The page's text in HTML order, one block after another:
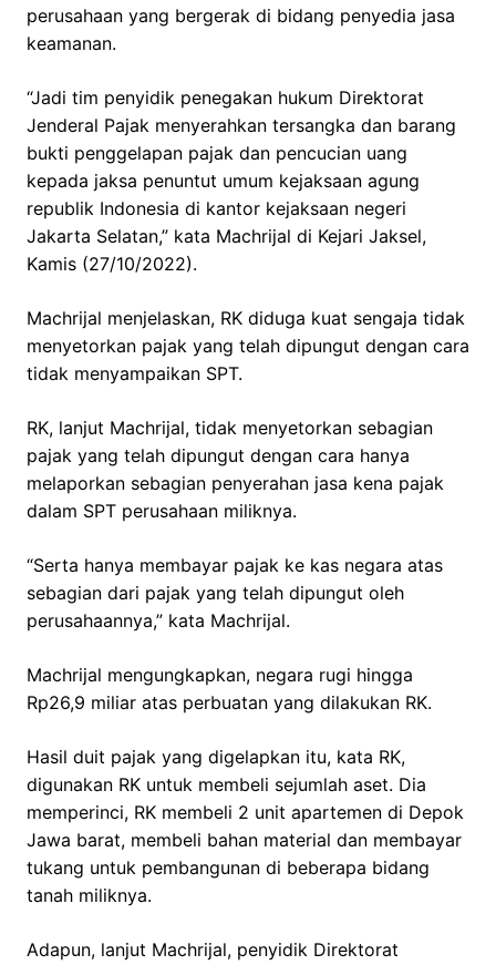
perusahaan yang bergerak di bidang penyedia jasa
keamanan.
“Jadi tim penyidik penegakan hukum Direktorat
Jenderal Pajak menyerahkan tersangka dan barang
bukti penggelapan pajak dan pencucian uang
kepada jaksa penuntut umum kejaksaan agung
republik Indonesia di kantor kejaksaan negeri
Jakarta Selatan,” kata Machrijal di Kejari Jaksel,
Kamis (27/10/2022).
Machrijal menjelaskan, RK diduga kuat sengaja tidak
menyetorkan pajak yang telah dipungut dengan cara
tidak menyampaikan SPT.
RK, lanjut Machrijal, tidak menyetorkan sebagian
pajak yang telah dipungut dengan cara hanya
melaporkan sebagian penyerahan jasa kena pajak
dalam SPT perusahaan miliknya.
“Serta hanya membayar pajak ke kas negara atas
sebagian dari pajak yang telah dipungut oleh
perusahaannya,” kata Machrijal.
Machrijal mengungkapkan, negara rugi hingga
Rp26,9 miliar atas perbuatan yang dilakukan RK.
Hasil duit pajak yang digelapkan itu, kata RK,
digunakan RK untuk membeli sejumlah aset. Dia
memperinci, RK membeli 2 unit apartemen di Depok
Jawa barat, membeli bahan material dan membayar
tukang untuk pembangunan di beberapa bidang
tanah miliknya.
Adapun, lanjut Machrijal, penyidik Direktorat